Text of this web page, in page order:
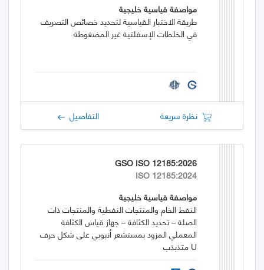
مواصفة قياسية خليجية
طريقة الاختبار القياسية لتحديد خصائص التصريف
في الخلطات الإسفلتية غير المضغوطة
نظرة سريعة التفاصيل
GSO ISO 12185:2026
ISO 12185:2024
مواصفة قياسية خليجية
النفط الخام والمنتجات النفطية والمنتجات ذات
الصلة – تحديد الكثافة – جهاز قياس الكثافة
المعملي المزود بمستشعر أنبوبي على شكل حرف
U متذبذب